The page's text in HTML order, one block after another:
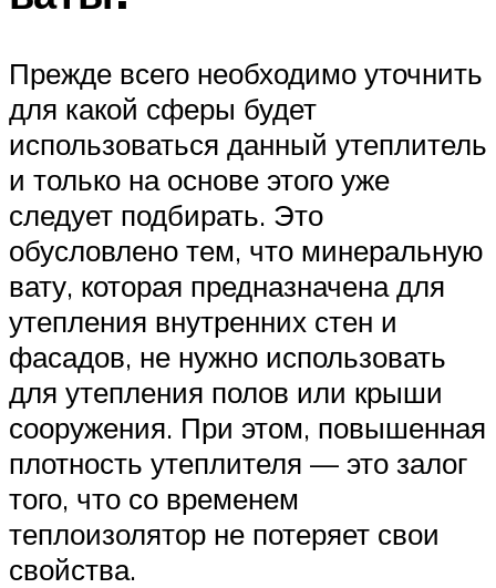
Прежде всего необходимо уточнить
для какой сферы будет
использоваться данный утеплитель
и только на основе этого уже
следует подбирать. Это
обусловлено тем, что минеральную
вату, которая предназначена для
утепления внутренних стен и
фасадов, не нужно использовать
для утепления полов или крыши
сооружения. При этом, повышенная
плотность утеплителя — это залог
того, что со временем
теплоизолятор не потеряет свои
свойства.